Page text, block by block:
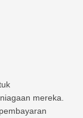
mereka.